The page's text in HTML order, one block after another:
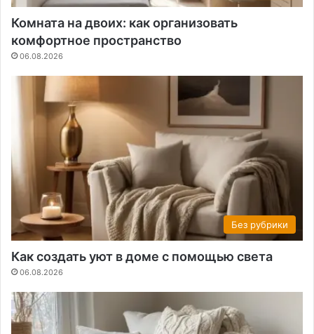
Комната на двоих: как организовать
комфортное пространство
06.08.2026
Без рубрики
Как создать уют в доме с помощью света
06.08.2026